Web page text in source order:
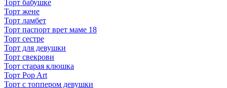
Торт бабушке
Торт жене
Торт ламбет
Торт паспорт врет маме 18
Торт сестре
Торт для девушки
Торт свекрови
Торт старая клюшка
Торт Pop Art
Торт с топпером девушки